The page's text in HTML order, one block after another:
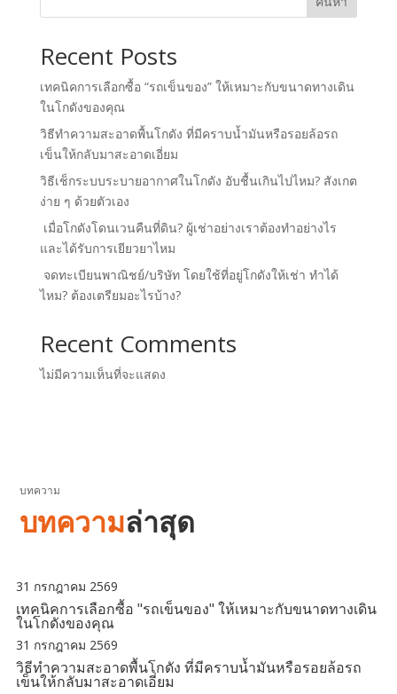
Recent Posts
เทคนิคการเลือกซื้อ “รถเข็นของ” ให้เหมาะกับขนาดทางเดิน
ในโกดังของคุณ
วิธีทำความสะอาดพื้นโกดัง ที่มีคราบน้ำมันหรือรอยล้อรถ
เข็นให้กลับมาสะอาดเอี่ยม
วิธีเช็กระบบระบายอากาศในโกดัง อับชื้นเกินไปไหม? สังเกต
ง่าย ๆ ด้วยตัวเอง
เมื่อโกดังโดนเวนคืนที่ดิน? ผู้เช่าอย่างเราต้องทำอย่างไร
และได้รับการเยียวยาไหม
จดทะเบียนพาณิชย์/บริษัท โดยใช้ที่อยู่โกดังให้เช่า ทำได้
ไหม? ต้องเตรียมอะไรบ้าง?
Recent Comments
ไม่มีความเห็นที่จะแสดง
บทความ
บทความล่าสุด
31 กรกฎาคม 2569
เทคนิคการเลือกซื้อ "รถเข็นของ" ให้เหมาะกับขนาดทางเดิน
ในโกดังของคุณ
31 กรกฎาคม 2569
วิธีทำความสะอาดพื้นโกดัง ที่มีคราบน้ำมันหรือรอยล้อรถ
เข็นให้กลับมาสะอาดเอี่ยม